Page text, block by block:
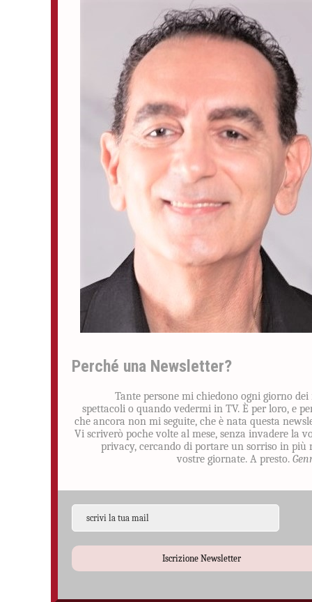
Perché una Newsletter?
Tante persone mi chiedono ogni giorno dei
spettacoli o quando vedermi in TV. È per loro, e
che ancora non mi seguite, che è nata questa
Vi scriverò poche volte al mese, senza invadere la
privacy, cercando di portare un sorriso in più
vostre giornate. A presto.
Iscrizione Newsletter